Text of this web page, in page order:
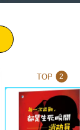
TOP 2